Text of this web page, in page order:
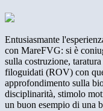
Entusiasmante
con MareFVG: si è
sulla costruzione,
filoguidati (ROV) con
approfondimento sulla
disciplinarità, stimolo
un buon esempio di una